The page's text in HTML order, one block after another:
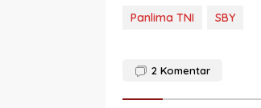
Panlima TNI SBY
2 Komentar